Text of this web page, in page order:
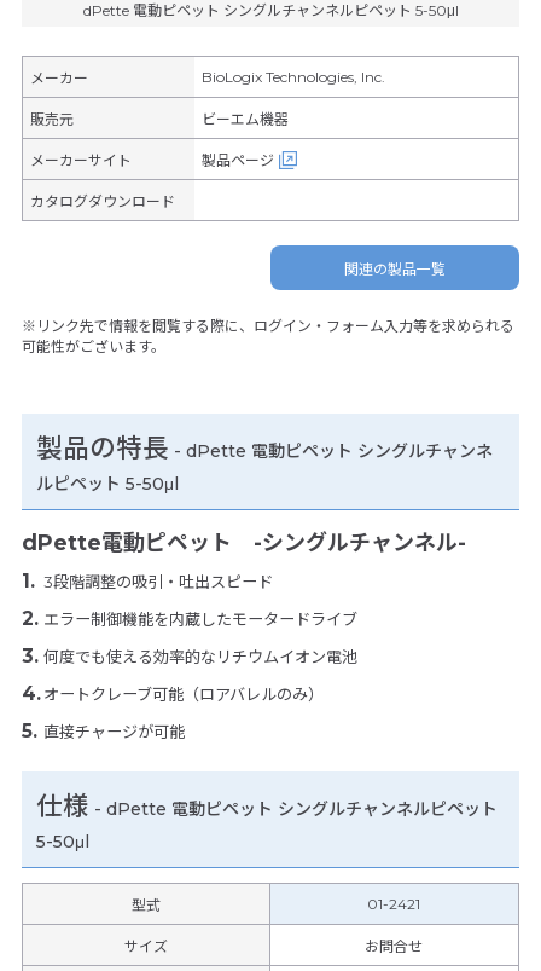
dPette 電動ピペット シングルチャンネルピペット 5-50μl
メーカー BioLogix Technologies, Inc.
販売元 ビーエム機器
メーカーサイト 製品ページ
カタログダウンロード
関連の製品一覧
※リンク先で情報を閲覧する際に、ログイン・フォーム入力等を求められる
可能性がございます。
製品の特長 - dPette 電動ピペット シングルチャンネ
ルピペット 5-50μl
dPette電動ピペット -シングルチャンネル-
3段階調整の吸引・吐出スピード
エラー制御機能を内蔵したモータードライブ
何度でも使える効率的なリチウムイオン電池
オートクレーブ可能（ロアバレルのみ）
直接チャージが可能
仕様 - dPette 電動ピペット シングルチャンネルピペット
5-50μl
型式 01-2421
サイズ お問合せ